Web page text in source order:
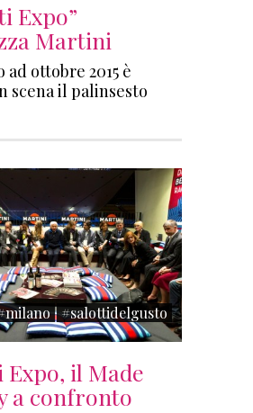
Expo”
Martini
ad ottobre 2015 è
scena il palinsesto
#salottidelgusto
Expo, il Made
a confronto